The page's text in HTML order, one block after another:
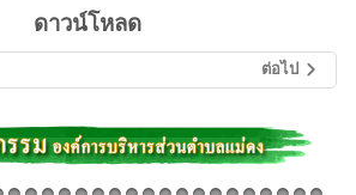
ดาวน์โหลด
ต่อไป